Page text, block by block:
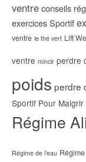
ventreconseils
exercices Sportif
ventre le thé vert Lift
ventre mincir perdre
poids perdre
Sportif Pour Maigrir
Régime
Régime de l’eau